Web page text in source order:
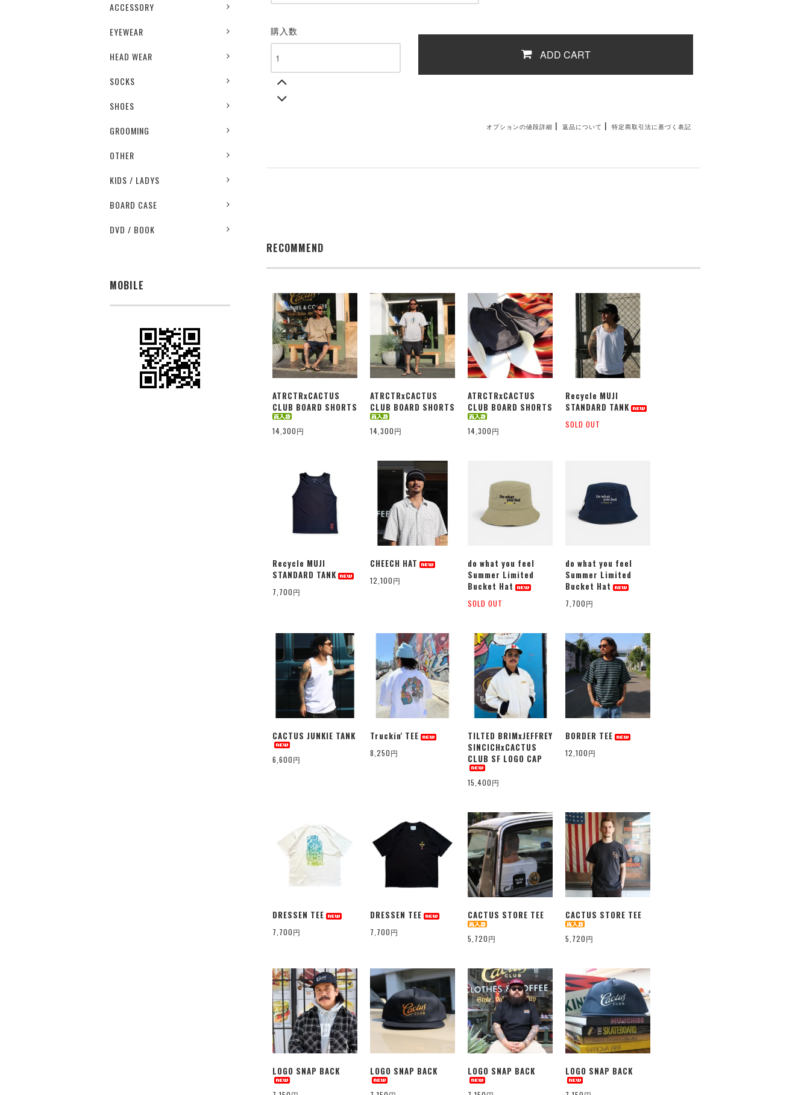
ACCESSORY
EYEWEAR
HEAD WEAR
SOCKS
SHOES
GROOMING
OTHER
KIDS / LADYS
BOARD CASE
DVD / BOOK
MOBILE
購入数
ADD CART
オプションの値段詳細 | 返品について | 特定商取引法に基づく表記
RECOMMEND
ATRCTRxCACTUS
CLUB BOARD SHORTS
14,300円
ATRCTRxCACTUS
CLUB BOARD SHORTS
14,300円
ATRCTRxCACTUS
CLUB BOARD SHORTS
14,300円
Recycle MUJI
STANDARD TANK
SOLD OUT
Recycle MUJI
STANDARD TANK
7,700円
CHEECH HAT
12,100円
do what you feel
Summer Limited
Bucket Hat
SOLD OUT
do what you feel
Summer Limited
Bucket Hat
7,700円
CACTUS JUNKIE TANK
6,600円
Truckin' TEE
8,250円
TILTED BRIMxJEFFREY
SINCICHxCACTUS
CLUB SF LOGO CAP
15,400円
BORDER TEE
12,100円
DRESSEN TEE
7,700円
DRESSEN TEE
7,700円
CACTUS STORE TEE
5,720円
CACTUS STORE TEE
5,720円
LOGO SNAP BACK LOGO SNAP BACK LOGO SNAP BACK LOGO SNAP BACK